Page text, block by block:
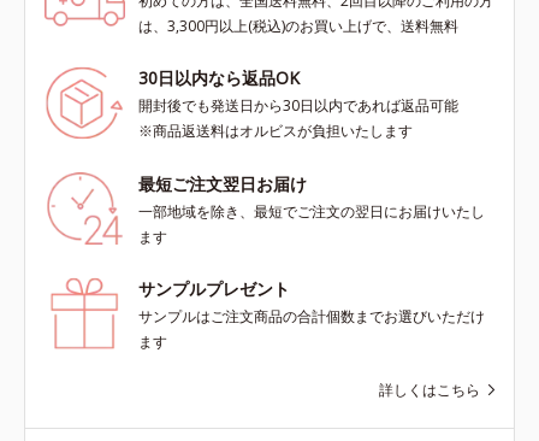
は、3,300円以上(税込)のお買い上げで、送料無料
30日以内なら返品OK
開封後でも発送日から30日以内であれば返品可能
※商品返送料はオルビスが負担いたします
最短ご注文翌日お届け
一部地域を除き、最短でご注文の翌日にお届けいたし
ます
サンプルプレゼント
サンプルはご注文商品の合計個数までお選びいただけ
ます
詳しくはこちら